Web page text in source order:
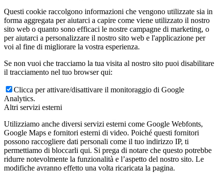
Questi cookie raccolgono informazioni che vengono utilizzate sia in
forma aggregata per aiutarci a capire come viene utilizzato il nostro
sito web o quanto sono efficaci le nostre campagne di marketing, o
per aiutarci a personalizzare il nostro sito web e l'applicazione per
voi al fine di migliorare la vostra esperienza.
Se non vuoi che tracciamo la tua visita al nostro sito puoi disabilitare
il tracciamento nel tuo browser qui:
Clicca per attivare/disattivare il monitoraggio di Google
Analytics.
Altri servizi esterni
Utilizziamo anche diversi servizi esterni come Google Webfonts,
Google Maps e fornitori esterni di video. Poiché questi fornitori
possono raccogliere dati personali come il tuo indirizzo IP, ti
permettiamo di bloccarli qui. Si prega di notare che questo potrebbe
ridurre notevolmente la funzionalità e l’aspetto del nostro sito. Le
modifiche avranno effetto una volta ricaricata la pagina.